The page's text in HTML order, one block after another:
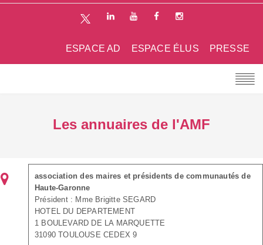
PRESSE
ESPACE ÉLUS
ESPACE AD
Les annuaires de l'AMF
association des maires et présidents de communautés de
Haute-Garonne
Président : Mme Brigitte SEGARD
HOTEL DU DEPARTEMENT
1 BOULEVARD DE LA MARQUETTE
31090 TOULOUSE CEDEX 9